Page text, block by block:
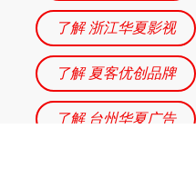
了解 浙江华夏影视
了解 夏客优创品牌
了解 台州华夏广告